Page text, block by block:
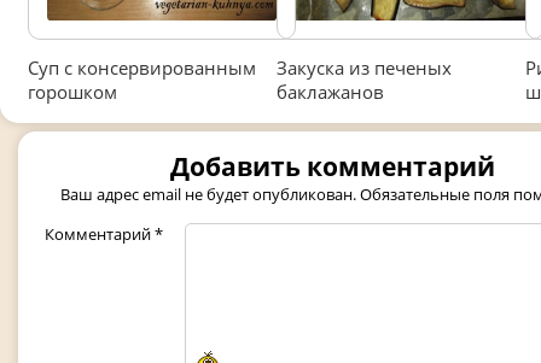
Суп с консервированным
горошком
Закуска из печеных
баклажанов
Добавить комментарий
Ваш адрес email не будет опубликован.Обязательные поля
Комментарий*